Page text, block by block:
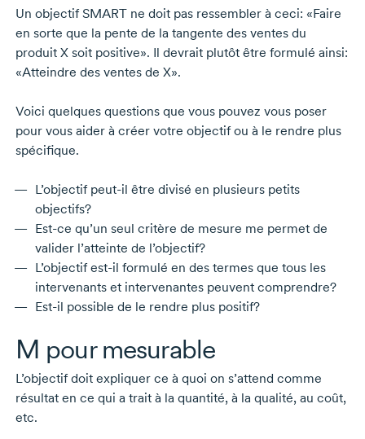
Un objectif SMART ne doit pas ressembler à ceci: «Faire
en sorte que la pente de la tangente des ventes du
produit X soit positive». Il devrait plutôt être formulé ainsi:
«Atteindre des ventes de X».
Voici quelques questions que vous pouvez vous poser
pour vous aider à créer votre objectif ou à le rendre plus
spécifique.
L’objectif peut-il être divisé en plusieurs petits
objectifs?
Est-ce qu’un seul critère de mesure me permet de
valider l’atteinte de l’objectif?
L’objectifest-il formulé en des termes que tous les
intervenants et intervenantes peuvent comprendre?
Est-il possible de le rendre plus positif?
M pour mesurable
L’objectif doit expliquer ce à quoi on s’attend comme
résultat en ce qui a trait à la quantité, à la qualité, au coût,
etc.